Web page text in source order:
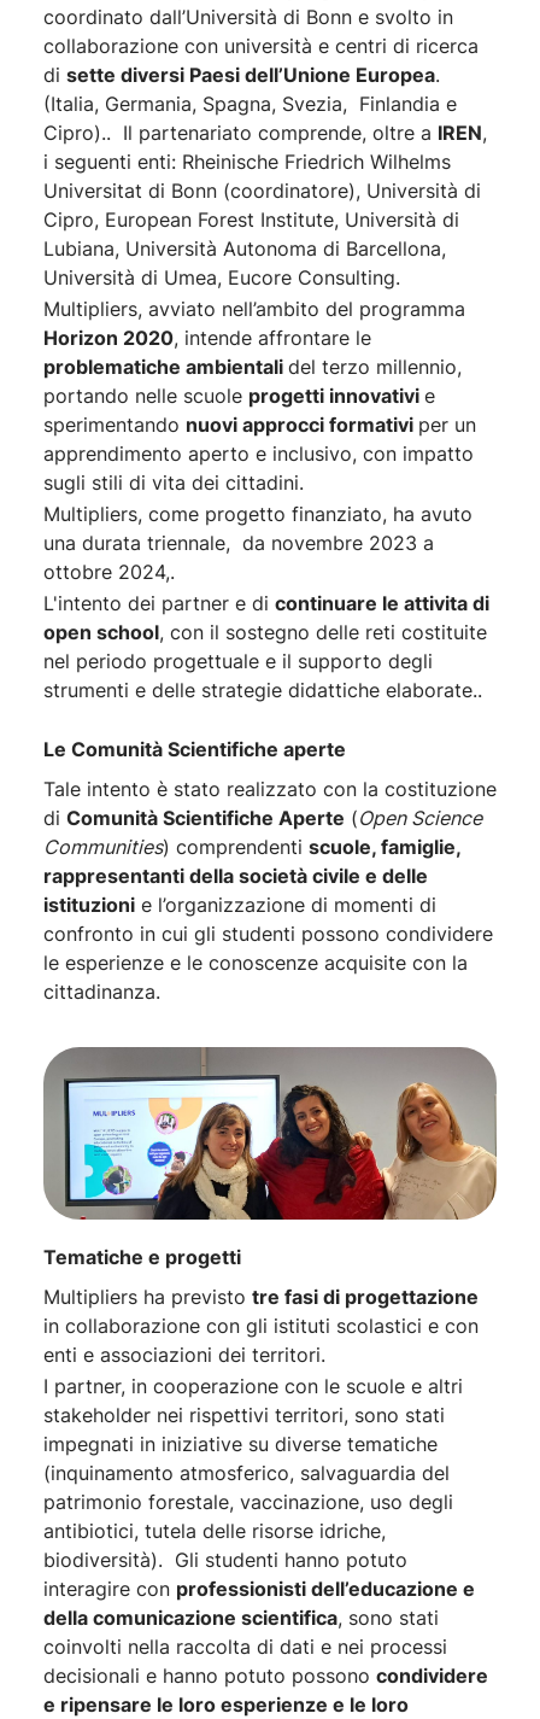
coordinato dall’Università di Bonn e svolto in
collaborazione con università e centri di ricerca
di sette diversi Paesi dell’Unione Europea.
(Italia, Germania, Spagna, Svezia, Finlandia e
Cipro).. Il partenariato comprende, oltre a IREN,
i seguenti enti: Rheinische Friedrich Wilhelms
Universitat di Bonn (coordinatore), Università di
Cipro, European Forest Institute, Università di
Lubiana, Università Autonoma di Barcellona,
Università di Umea, Eucore Consulting.
Multipliers, avviato nell’ambito del programma
Horizon 2020, intende affrontare le
problematiche ambientali del terzo millennio,
portando nelle scuole progetti innovativi e
sperimentando nuovi approcci formativi per un
apprendimento aperto e inclusivo, con impatto
sugli stili di vita dei cittadini.
Multipliers, come progetto finanziato, ha avuto
una durata triennale, da novembre 2023 a
ottobre 2024,.
L'intento dei partner e di continuare le attivita di
open school, con il sostegno delle reti costituite
nel periodo progettuale e il supporto degli
strumenti e delle strategie didattiche elaborate..
Le Comunità Scientifiche aperte
Tale intento è stato realizzato con la costituzione
di Comunità Scientifiche Aperte (Open Science
Communities) comprendenti scuole, famiglie,
rappresentanti della società civile e delle
istituzioni e l’organizzazione di momenti di
confronto in cui gli studenti possono condividere
le esperienze e le conoscenze acquisite con la
cittadinanza.
Tematiche e progetti
Multipliers ha previsto tre fasi di progettazione
in collaborazione con gli istituti scolastici e con
enti e associazioni dei territori.
I partner, in cooperazione con le scuole e altri
stakeholder nei rispettivi territori, sono stati
impegnati in iniziative su diverse tematiche
(inquinamento atmosferico, salvaguardia del
patrimonio forestale, vaccinazione, uso degli
antibiotici, tutela delle risorse idriche,
biodiversità). Gli studenti hanno potuto
interagire con professionisti dell’educazione e
della comunicazione scientifica, sono stati
coinvolti nella raccolta di dati e nei processi
decisionali e hanno potuto possono condividere
e ripensare le loro esperienze e le loro